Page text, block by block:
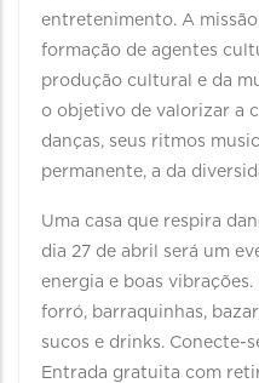
entretenimento. A
formação de agentes
produção cultural e da
o objetivo de valorizar a
danças, seus ritmos
permanente, a da
Uma casa que respira
dia 27 de abril será um
energia e boas
forró, barraquinhas,
sucos e drinks. Conecte-
Entrada gratuita com